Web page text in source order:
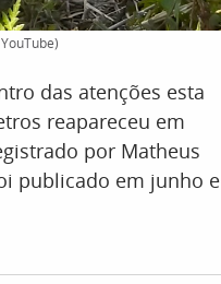
das atenções esta
reapareceu em
por Matheus
publicado em junho e